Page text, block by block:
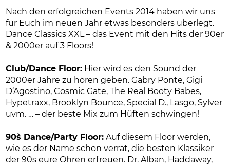
Nach den erfolgreichen Events 2014 haben wir uns
für Euch im neuen Jahr etwas besonders überlegt.
Dance Classics XXL – das Event mit den Hits der 90er
& 2000er auf 3 Floors!
Club/Dance Floor: Hier wird es den Sound der
2000er Jahre zu hören geben. Gabry Ponte, Gigi
D‘Agostino, Cosmic Gate, The Real Booty Babes,
Hypetraxx, Brooklyn Bounce, Special D., Lasgo, Sylver
uvm. … – der beste Mix zum Hüften schwingen!
90`s Dance/Party Floor: Auf diesem Floor werden,
wie es der Name schon verrät, die besten Klassiker
der 90s eure Ohren erfreuen. Dr. Alban, Haddaway,